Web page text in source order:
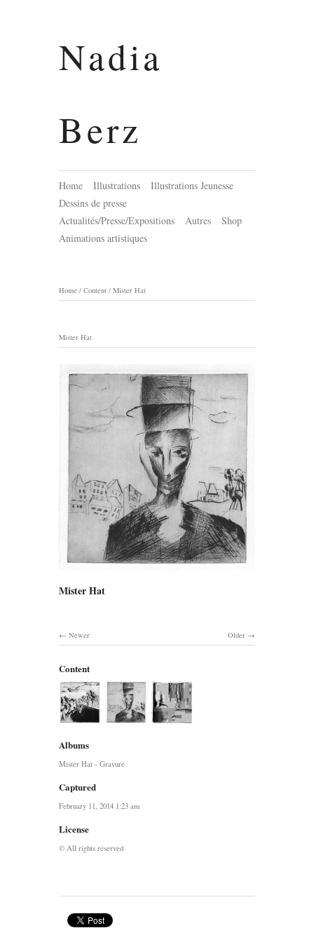
Nadia
Berz
Home Illustrations
Illustrations Jeunesse
Dessins de presse
Actualités/Presse/Expositions
Autres
Shop
Animations artistiques
Home / Content / Mister Hat
Mister Hat
Mister Hat
Older
Newer
Content
Albums
Mister Hat - Gravure
Captured
February 11, 2014 1:23 am
License
© All rights reserved